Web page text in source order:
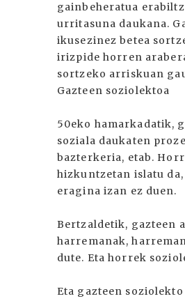
gainbeheratua
urritasuna daukana.
ikusezinez betea
irizpide horren
sortzeko arriskuan
Gazteen soziolektoa
50eko hamarkadatik,
soziala daukaten
bazterkeria, etab.
hizkuntzetan islatu
eragina izan ez duen.
Bertzaldetik, gazteen
harremanak,
dute. Eta horrek
Eta gazteen